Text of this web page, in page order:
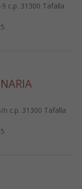
c.p. 31300 Tafalla
c.p. 31300 Tafalla